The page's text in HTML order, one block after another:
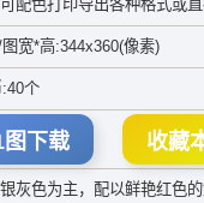
配色打印导出各种格式或
宽*高:344x360(像素)
个
图下载 收藏
灰色为主，配以鲜艳红色